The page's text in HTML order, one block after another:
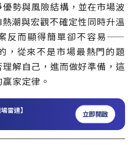
優勢與風險結構，並在市場波
潮與宏觀不確定性同時升溫
反而顯得簡單卻不容易——
，從來不是市場最熱門的題
解自己，進而做好準備，這
家定律。
雷達】 立即開啟